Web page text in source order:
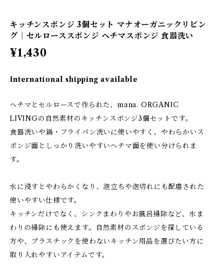
キッチンスポンジ 3個セット マナオーガニックリビン
グ｜セルローススポンジ ヘチマスポンジ 食器洗い
¥1,430
International shipping available
ヘチマとセルロースで作られた、mana. ORGANIC
LIVINGの自然素材のキッチンスポンジ3個セットです。
食器洗いや鍋・フライパン洗いに使いやすく、やわらかいス
ポンジ面としっかり洗いやすいヘチマ面を使い分けられま
す。
水に浸すとやわらかくなり、泡立ちや泡切れにも配慮された
使いやすい仕様です。
キッチンだけでなく、シンクまわりやお風呂掃除など、水ま
わりの掃除にも使えます。自然素材のスポンジを探している
方や、プラスチックを使わないキッチン用品を選びたい方に
取り入れやすいアイテムです。